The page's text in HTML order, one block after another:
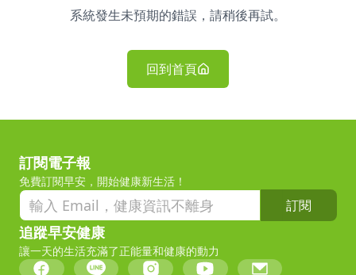
系統發生未預期的錯誤，請稍後再試。
回到首頁
訂閱電子報
免費訂閱早安，開始健康新生活！
訂閱
追蹤早安健康
讓一天的生活充滿了正能量和健康的動力